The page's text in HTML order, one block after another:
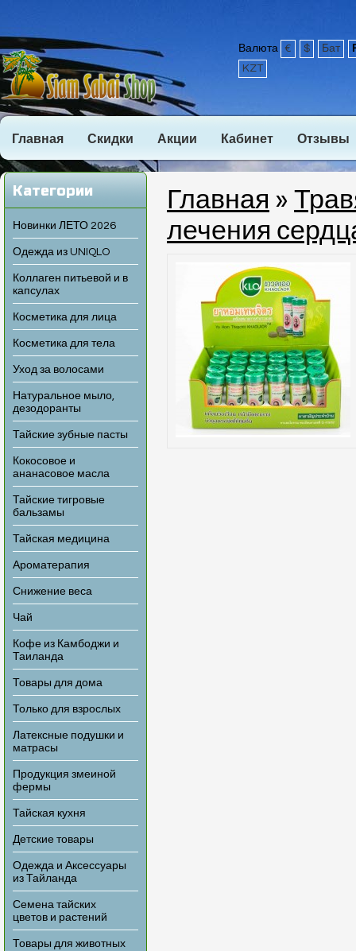
Валюта € $ Бат
KZT
Главная Скидки Акции Кабинет Отзывы
Категории
Новинки ЛЕТО 2026
Одежда из UNIQLO
Коллаген питьевой и в
капсулах
Косметика для лица
Косметика для тела
Уход за волосами
Натуральное мыло,
дезодоранты
Тайские зубные пасты
Кокосовое и
ананасовое масла
Тайские тигровые
бальзамы
Тайская медицина
Ароматерапия
Снижение веса
Чай
Кофе из Камбоджи и
Таиланда
Товары для дома
Только для взрослых
Латексные подушки и
матрасы
Продукция змеиной
фермы
Тайская кухня
Детские товары
Одежда и Аксессуары
из Тайланда
Семена тайских
цветов и растений
Товары для животных
Главная »
лечения